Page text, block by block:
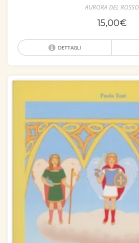
AURORA DEL ROSSO
15,00€
DETTAGLI